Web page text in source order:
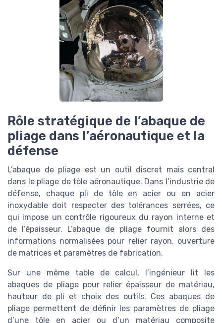
Rôle stratégique de l’abaque de
pliage dans l’aéronautique et la
défense
L’abaque de pliage est un outil discret mais central
dans le pliage de tôle aéronautique. Dans l’industrie de
défense, chaque pli de tôle en acier ou en acier
inoxydable doit respecter des tolérances serrées, ce
qui impose un contrôle rigoureux du rayon interne et
de l’épaisseur. L’abaque de pliage fournit alors des
informations normalisées pour relier rayon, ouverture
de matrices et paramètres de fabrication.
Sur une même table de calcul, l’ingénieur lit les
abaques de pliage pour relier épaisseur de matériau,
hauteur de pli et choix des outils. Ces abaques de
pliage permettent de définir les paramètres de pliage
d’une tôle en acier ou d’un matériau composite